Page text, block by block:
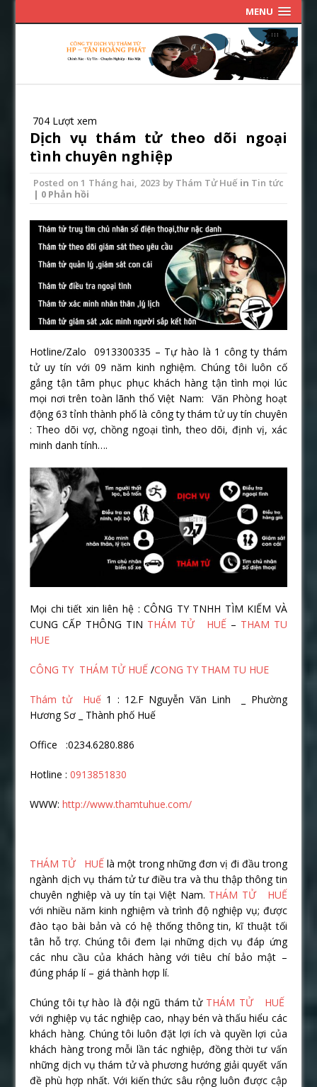
MENU
704 Lượt xem
Dịch vụ thám tử theo dõi ngoại
tình chuyên nghiệp
Posted on 1 Tháng hai, 2023by Thám Tử Huếin Tin tức
| 0 Phản hồi
Hotline/Zalo 0913300335 – Tự hào là 1 công ty thám
tử uy tín với 09 năm kinh nghiệm. Chúng tôi luôn cố
gắng tận tâm phục phục khách hàng tận tình mọi lúc
mọi nơi trên toàn lãnh thổ Việt Nam: Văn Phòng hoạt
động 63 tỉnh thành phố là công ty thám tử uy tín chuyên
: Theo dõi vợ, chồng ngoại tình, theo dõi, định vị, xác
minh danh tính….
Mọi chi tiết xin liên hệ : CÔNG TY TNHH TÌM KIẾM VÀ
CUNG CẤP THÔNG TIN THÁM TỬ HUẾ – THAM TU
HUE
CÔNG TY THÁM TỬ HUẾ/CONG TY THAM TU HUE
Thám tử Huế1 : 12.F Nguyễn Văn Linh _ Phường
Hương Sơ _ Thành phố Huế
Office :0234.6280.886
Hotline :0913851830
WWW:http://www.thamtuhue.com/
THÁM TỬ HUẾ là một trong những đơn vị đi đầu trong
ngành dịch vụ thám tử tư điều tra và thu thập thông tin
chuyên nghiệp và uy tín tại Việt Nam. THÁM TỬ HUẾ
với nhiều năm kinh nghiệm và trình độ nghiệp vụ; được
đào tạo bài bản và có hệ thống thông tin, kĩ thuật tối
tân hỗ trợ. Chúng tôi đem lại những dịch vụ đáp ứng
các nhu cầu của khách hàng với tiêu chí bảo mật –
đúng pháp lí – giá thành hợp lí.
Chúng tôi tự hào là đội ngũ thám tử THÁM TỬ HUẾ
với nghiệp vụ tác nghiệp cao, nhạy bén và thấu hiểu các
khách hàng. Chúng tôi luôn đặt lợi ích và quyền lợi của
khách hàng trong mỗi lần tác nghiệp, đồng thời tư vấn
những dịch vụ thám tử và phương hướng giải quyết vấn
đề phù hợp nhất. Với kiến thức sâu rộng luôn được cập